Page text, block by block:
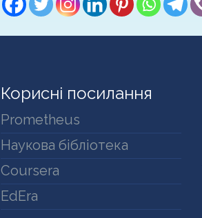
Корисні посилання
Prometheus
Наукова бібліотека
Coursera
EdEra